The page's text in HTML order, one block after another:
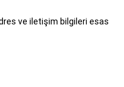
ve iletişim bilgileri esas